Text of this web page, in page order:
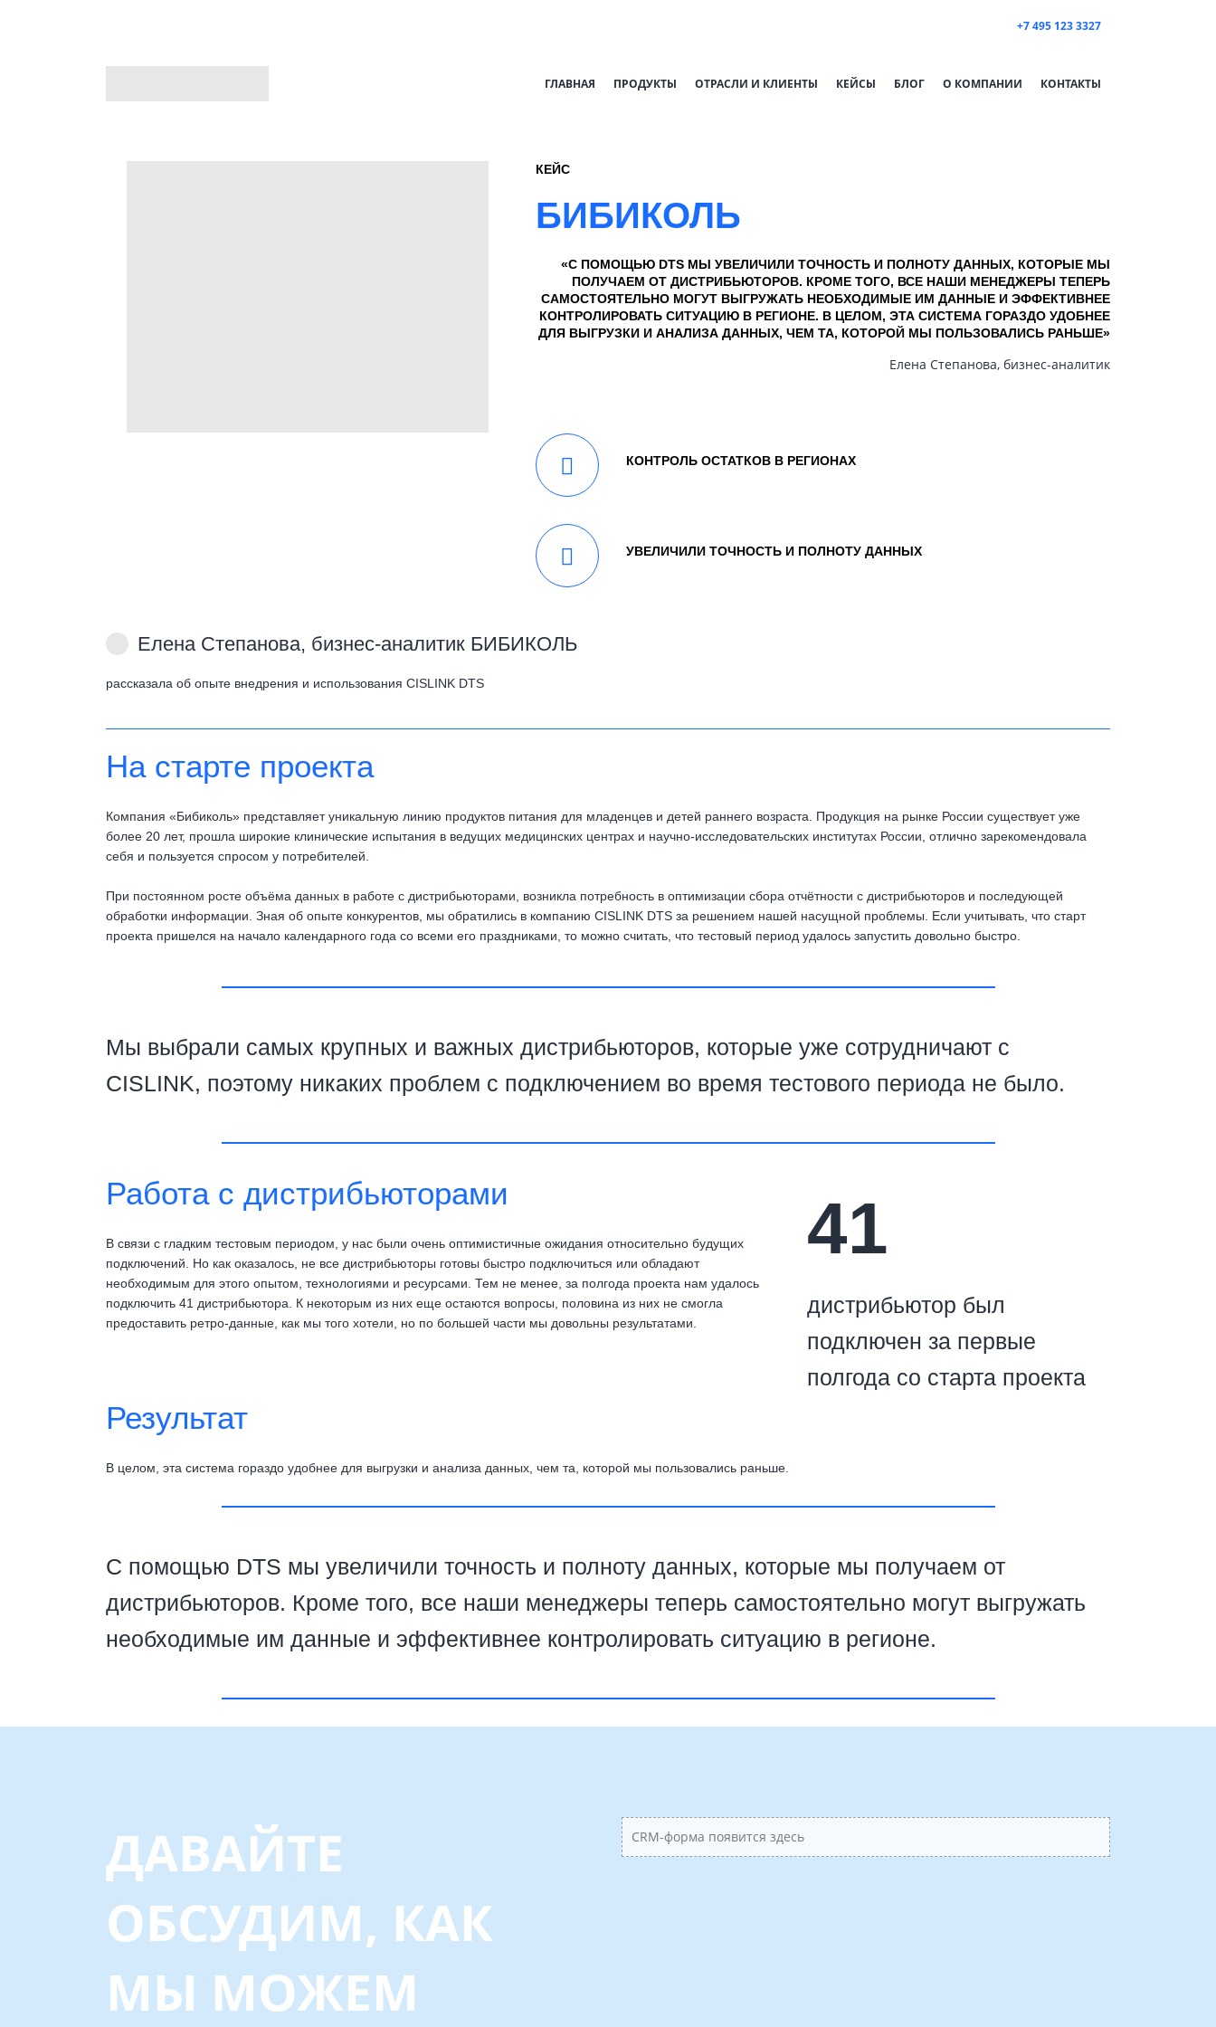
+7 495 123 3327
ГЛАВНАЯ ПРОДУКТЫ ОТРАСЛИ И КЛИЕНТЫ КЕЙСЫ БЛОГ О КОМПАНИИ КОНТАКТЫ
КЕЙС
БИБИКОЛЬ
«С ПОМОЩЬЮ DTS МЫ УВЕЛИЧИЛИ ТОЧНОСТЬ И ПОЛНОТУ ДАННЫХ, КОТОРЫЕ МЫ
ПОЛУЧАЕМ ОТ ДИСТРИБЬЮТОРОВ. КРОМЕ ТОГО, ВСЕ НАШИ МЕНЕДЖЕРЫ ТЕПЕРЬ
САМОСТОЯТЕЛЬНО МОГУТ ВЫГРУЖАТЬ НЕОБХОДИМЫЕ ИМ ДАННЫЕ И ЭФФЕКТИВНЕЕ
КОНТРОЛИРОВАТЬ СИТУАЦИЮ В РЕГИОНЕ. В ЦЕЛОМ, ЭТА СИСТЕМА ГОРАЗДО УДОБНЕЕ
ДЛЯ ВЫГРУЗКИ И АНАЛИЗА ДАННЫХ, ЧЕМ ТА, КОТОРОЙ МЫ ПОЛЬЗОВАЛИСЬ РАНЬШЕ»
Елена Степанова, бизнес-аналитик
КОНТРОЛЬ ОСТАТКОВ В РЕГИОНАХ
УВЕЛИЧИЛИ ТОЧНОСТЬ И ПОЛНОТУ ДАННЫХ
Елена Степанова, бизнес-аналитик БИБИКОЛЬ
рассказала об опыте внедрения и использования CISLINK DTS
На старте проекта
Компания «Бибиколь» представляет уникальную линию продуктов питания для младенцев и детей раннего возраста. Продукция на рынке России существует уже
более 20 лет, прошла широкие клинические испытания в ведущих медицинских центрах и научно-исследовательских институтах России, отлично зарекомендовала
себя и пользуется спросом у потребителей.
При постоянном росте объёма данных в работе с дистрибьюторами, возникла потребность в оптимизации сбора отчётности с дистрибьюторов и последующей
обработки информации. Зная об опыте конкурентов, мы обратились в компанию CISLINK DTS за решением нашей насущной проблемы. Если учитывать, что старт
проекта пришелся на начало календарного года со всеми его праздниками, то можно считать, что тестовый период удалось запустить довольно быстро.
Мы выбрали самых крупных и важных дистрибьюторов, которые уже сотрудничают с
CISLINK, поэтому никаких проблем с подключением во время тестового периода не было.
Работа с дистрибьюторами
В связи с гладким тестовым периодом, у нас были очень оптимистичные ожидания относительно будущих
подключений. Но как оказалось, не все дистрибьюторы готовы быстро подключиться или обладают
необходимым для этого опытом, технологиями и ресурсами. Тем не менее, за полгода проекта нам удалось
подключить 41 дистрибьютора. К некоторым из них еще остаются вопросы, половина из них не смогла
предоставить ретро-данные, как мы того хотели, но по большей части мы довольны результатами.
41
дистрибьютор был
подключен за первые
полгода со старта проекта
Результат
В целом, эта система гораздо удобнее для выгрузки и анализа данных, чем та, которой мы пользовались раньше.
С помощью DTS мы увеличили точность и полноту данных, которые мы получаем от
дистрибьюторов. Кроме того, все наши менеджеры теперь самостоятельно могут выгружать
необходимые им данные и эффективнее контролировать ситуацию в регионе.
ДАВАЙТЕ
ОБСУДИМ, КАК
МЫ МОЖЕМ
CRM-форма появится здесь